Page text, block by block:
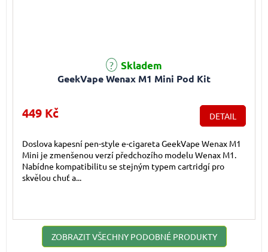
GeekVape Wenax M1 Mini Pod Kit
Skladem
449 Kč DETAIL
Doslova kapesní pen-style e-cigareta GeekVape Wenax M1
Mini je zmenšenou verzí předchozího modelu Wenax M1.
Nabídne kompatibilitu se stejným typem cartridgí pro
skvělou chuť a...
ZOBRAZIT VŠECHNY PODOBNÉ PRODUKTY